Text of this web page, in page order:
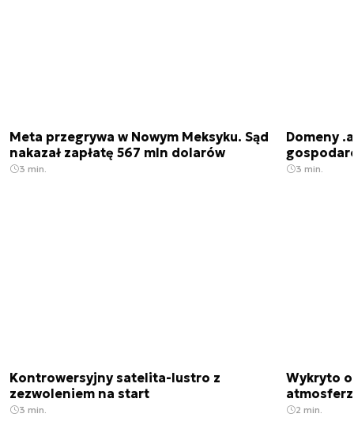
Meta przegrywa w Nowym Meksyku. Sąd
nakazał zapłatę 567 mln dolarów
3 min.
Domeny
3 min.
Kontrowersyjny satelita-lustro z
zezwoleniem na start
3 min.
Wykryto
2 min.